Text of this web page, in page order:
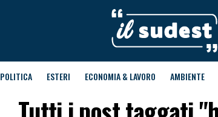
POLITICA ESTERI ECONOMIA & LAVORO AMBIENTE